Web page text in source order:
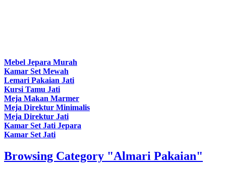
Mebel Jepara Murah
Kamar Set Mewah
Lemari Pakaian Jati
Kursi Tamu Jati
Meja Makan Marmer
Meja Direktur Minimalis
Meja Direktur Jati
Kamar Set Jati Jepara
Kamar Set Jati
Browsing Category "Almari Pakaian"